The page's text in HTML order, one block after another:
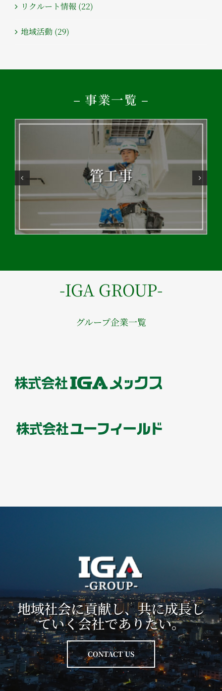
リクルート情報 (22)
地域活動 (29)
– 事業一覧 –
-IGA GROUP-
グループ企業一覧
地域社会に貢献し、共に成長し
ていく会社でありたい。
CONTACT US